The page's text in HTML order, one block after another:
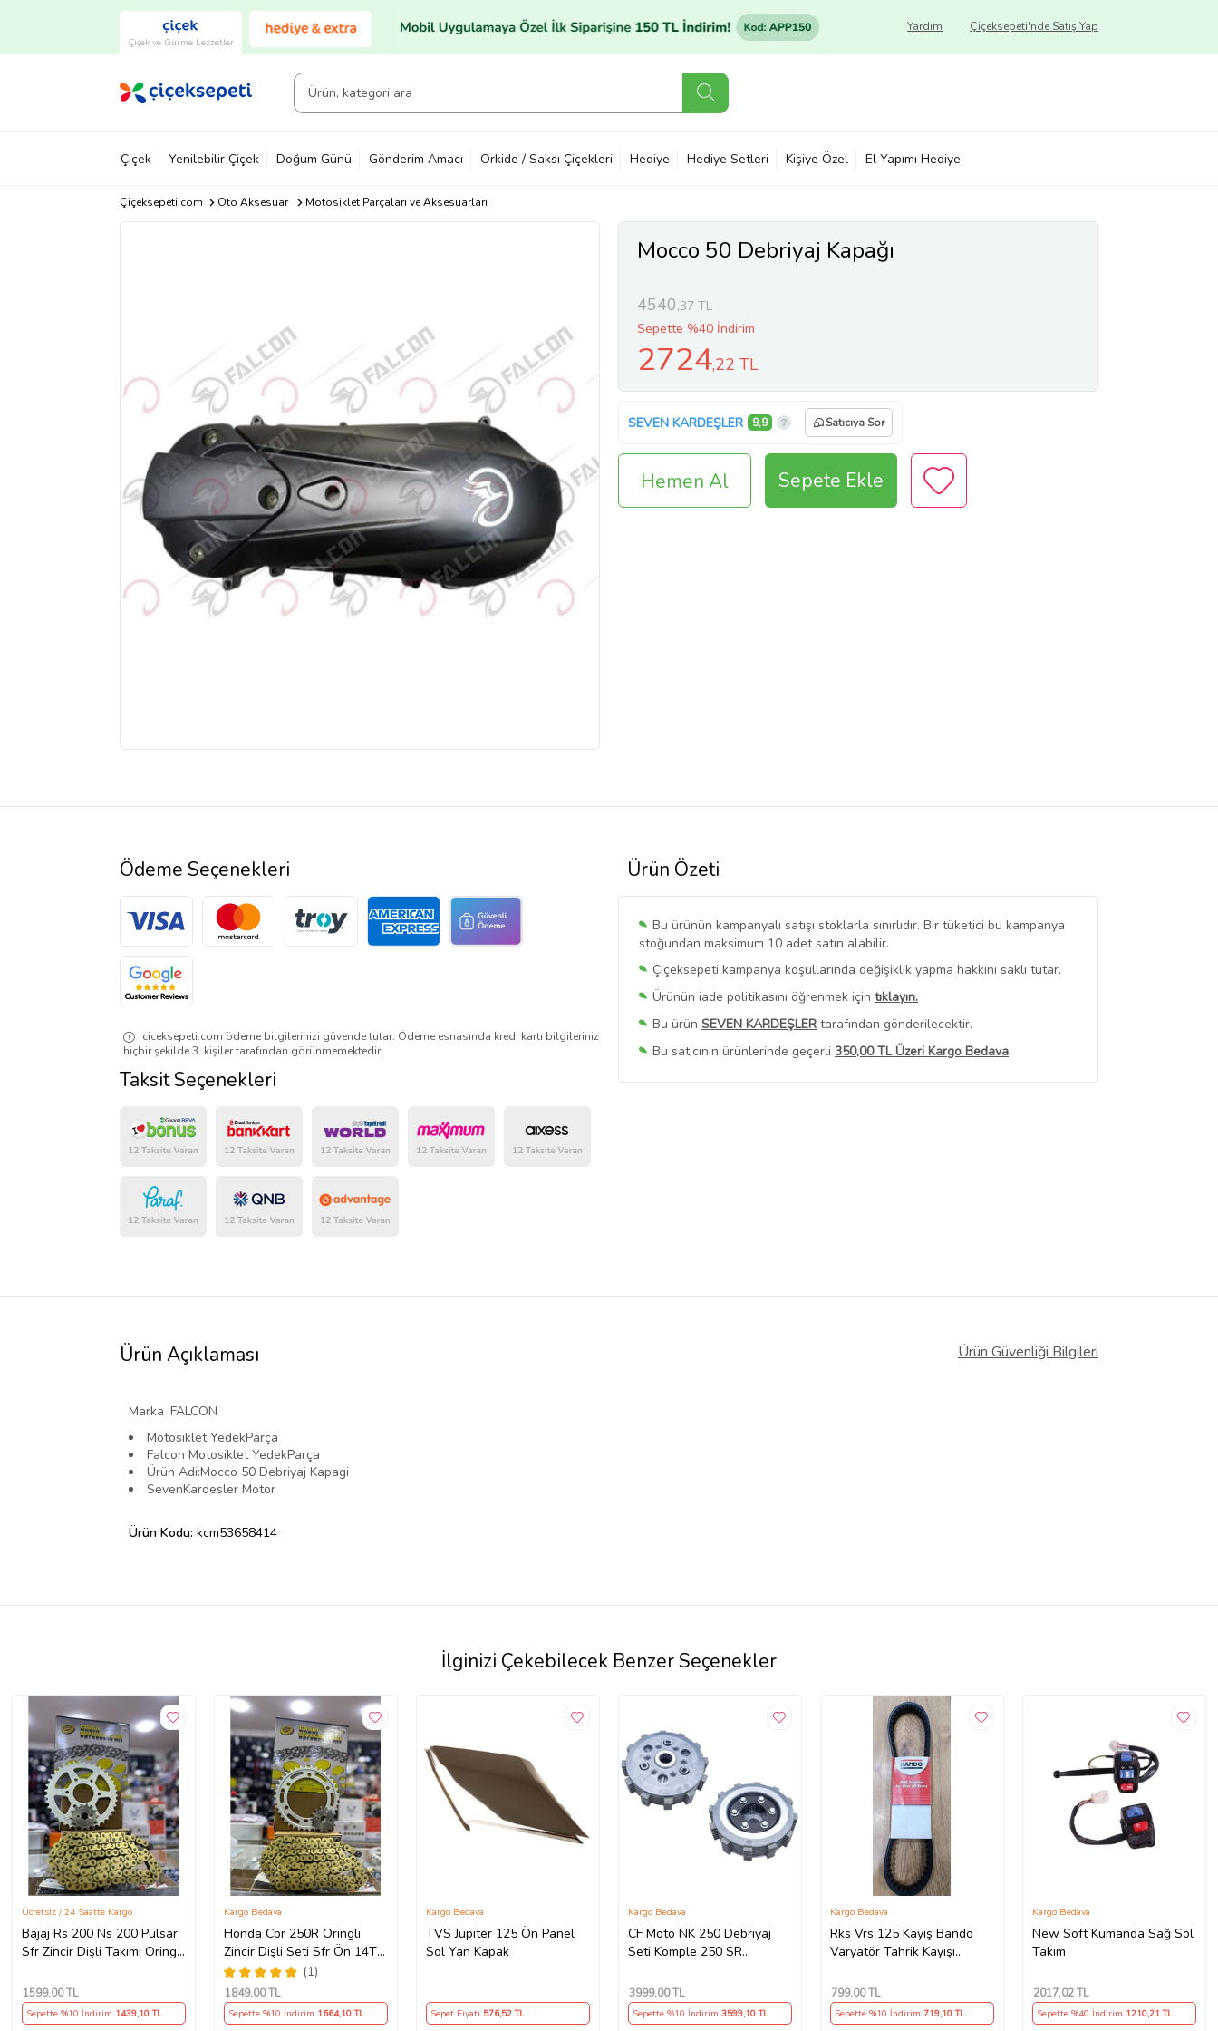
Çiçek ve Gurme Lezzetler
Çiçeksepeti'nde Satış Yap
Yardım
Çiçek Yenilebilir Çiçek Doğum Günü Gönderim Amacı Orkide / Saksı Çiçekleri Hediye Hediye Setleri Kişiye Özel El Yapımı Hediye
Çiçeksepeti.com Oto Aksesuar Motosiklet Parçaları ve Aksesuarları
Mocco 50 Debriyaj Kapağı
4540,37 TL
Sepette %40 İndirim
2724,22 TL
SEVEN KARDEŞLER 9,9 Satıcıya Sor
Hemen Al Sepete Ekle
Ürün Özeti
Bu ürünün kampanyalı satışı stoklarla sınırlıdır. Bir tüketici bu kampanya
stoğundan maksimum 10 adet satın alabilir.
Çiçeksepeti kampanya koşullarında değişiklik yapma hakkını saklı tutar.
Ürünün iade politikasını öğrenmek için tıklayın.
Bu ürün SEVEN KARDEŞLER tarafından gönderilecektir.
Bu satıcının ürünlerinde geçerli 350,00 TL Üzeri Kargo Bedava
Bu SatıcınınTüm Ürünlerini Görüntüle
Ödeme Seçenekleri
ciceksepeti.com ödeme bilgilerinizi güvende tutar. Ödeme esnasında kredi kartı bilgileriniz
hiçbir şekilde 3. kişiler tarafından görünmemektedir.
Taksit Seçenekleri
Ürün Açıklaması Ürün Güvenliği Bilgileri
Marka :FALCON
Motosiklet YedekParça
Falcon Motosiklet YedekParça
Ürün Adi:Mocco 50 Debriyaj Kapagi
SevenKardesler Motor
Ürün Kodu: kcm53658414
İlginizi Çekebilecek Benzer Seçenekler
Bajaj Rs 200 Ns 200 Pulsar
Sfr Zincir Dişli Takımı Oringli
Bakla Supermto
Ücretsiz / 24 Saatte Kargo
1599,00 TL
Sepette %10 İndirim 1439,10 TL
Honda Cbr 250R Oringli
Zincir Dişli Seti Sfr Ön 14T
Arka 38 T/120 Bakla 2011-
17 Arasmto
(1)
Kargo Bedava
1849,00 TL
Sepette %10 İndirim 1664,10 TL
TVS Jupiter 125 Ön Panel
Sol Yan Kapak
Kargo Bedava
Sepet Fiyatı 576,52 TL
CF Moto NK 250 Debriyaj
Seti Komple 250 SR
7Li Hepsi İnce(2018-
22)Arasmto (Siyah)
Kargo Bedava
3999,00 TL
Sepette %10 İndirim 3599,10 TL
Rks Vrs 125 Kayış Bando
Varyatör Tahrik Kayışı
Kargo Bedava
799,00 TL
Sepette %10 İndirim719,10 TL
New Soft Kumanda Sağ Sol
Takım
Kargo Bedava
2017,02 TL
Sepette %40 İndirim 1210,21 TL